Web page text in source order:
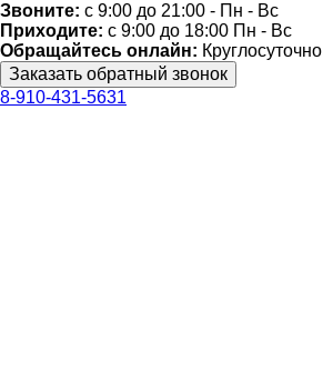
Звоните: c 9:00 до 21:00 - Пн - Вс
Приходите: c 9:00 до 18:00 Пн - Вс
Обращайтесь онлайн: Круглосуточно
8-910-431-5631